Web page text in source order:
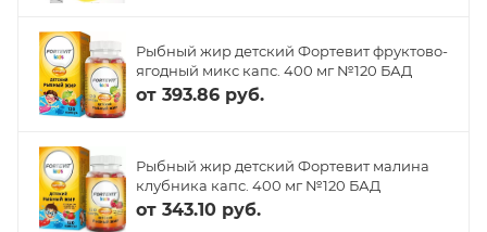
Рыбный жир детский Фортевит фруктово-
ягодный микс капс. 400 мг №120 БАД
от 393.86 руб.
Рыбный жир детский Фортевит малина
клубника капс. 400 мг №120 БАД
от 343.10 руб.